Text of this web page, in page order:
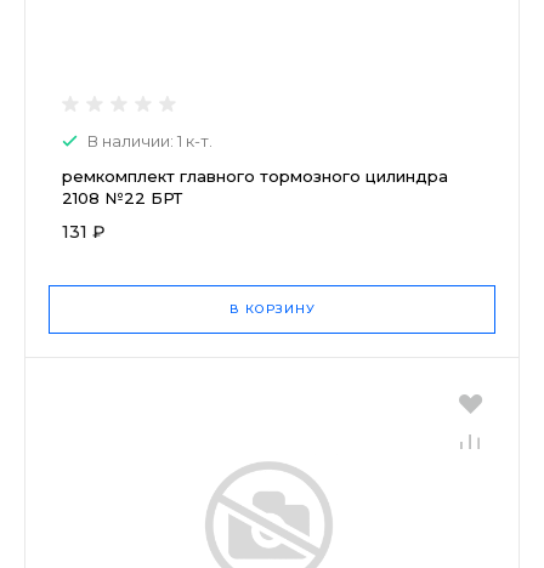
В наличии: 1 к-т.
ремкомплект главного тормозного цилиндра
2108 №22 БРТ
131 ₽
В КОРЗИНУ